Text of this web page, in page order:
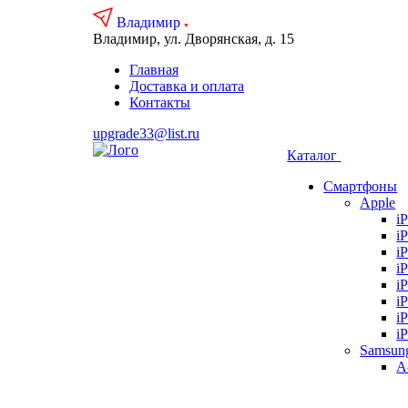
Владимир
Владимир, ул. Дворянская, д. 15
Главная
Доставка и оплата
Контакты
upgrade33@list.ru
Каталог
Смартфоны
Apple